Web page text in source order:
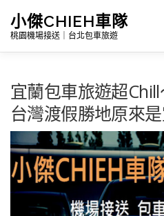
至
主
內
容
小傑CHIEH車隊
桃園機場接送｜台北包車旅遊
Search
首頁 公告訊息｜最
詳細報價|包車及機場接
宜蘭包車旅遊超
台灣渡假勝地原來